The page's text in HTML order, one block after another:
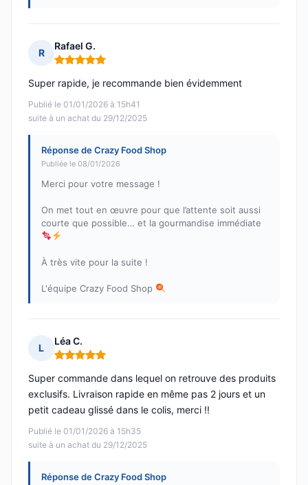
R
Rafael G.
Note : 5 sur 5
Publié le 01/01/2026 à 15h41
suite à un achat du 29/12/2025
Super rapide, je recommande bien évidemment
Réponse de Crazy Food Shop
Publiée le 08/01/2026
Merci pour votre message !
On met tout en œuvre pour que l’attente soit aussi
courte que possible… et la gourmandise immédiate
À très vite pour la suite !
L'équipe Crazy Food Shop
L
Léa C.
Note : 5 sur 5
Publié le 01/01/2026 à 15h35
suite à un achat du 29/12/2025
Super commande dans lequel on retrouve des produits
exclusifs. Livraison rapide en même pas 2 jours et un
petit cadeau glissé dans le colis, merci !!
Réponse de Crazy Food Shop